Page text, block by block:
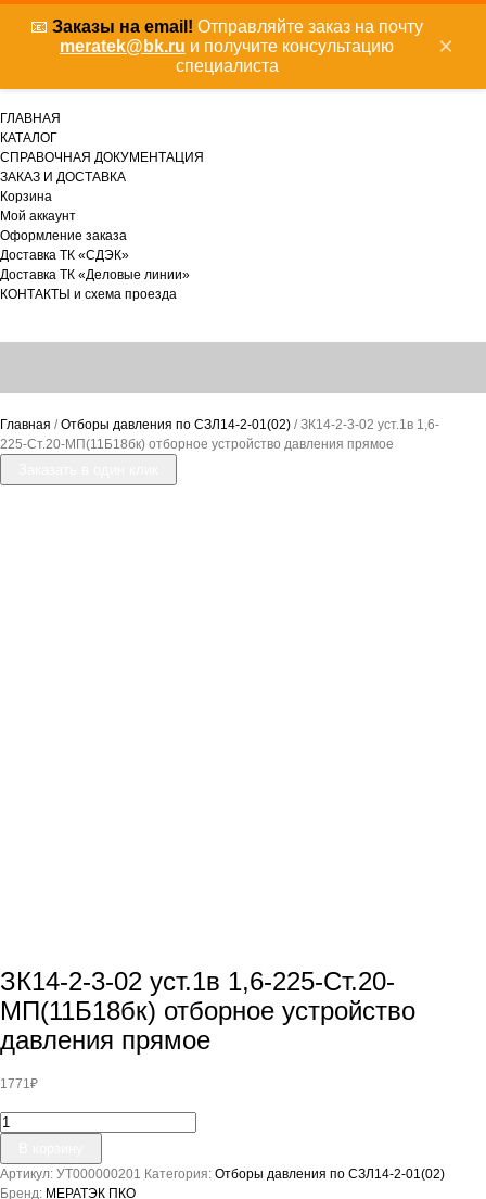
📧 Заказы на email! Отправляйте заказ на почту
meratek@bk.ru и получите консультацию
специалиста
×
ГЛАВНАЯ
КАТАЛОГ
СПРАВОЧНАЯ ДОКУМЕНТАЦИЯ
ЗАКАЗ И ДОСТАВКА
Корзина
Мой аккаунт
Оформление заказа
Доставка ТК «СДЭК»
Доставка ТК «Деловые линии»
КОНТАКТЫ и схема проезда
Главная /Отборы давления по СЗЛ14-2-01(02) / ЗК14-2-3-02 уст.1в 1,6-
225-Ст.20-МП(11Б18бк) отборное устройство давления прямое
ЗК14-2-3-02 уст.1в 1,6-225-Ст.20-
МП(11Б18бк) отборное устройство
давления прямое
1771₽
Количество
товара
ЗК14-
2-
Артикул: УТ000000201 Категория: Отборы давления по СЗЛ14-2-01(02)
Бренд: МЕРАТЭК ПКО